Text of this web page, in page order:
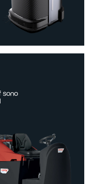
sono